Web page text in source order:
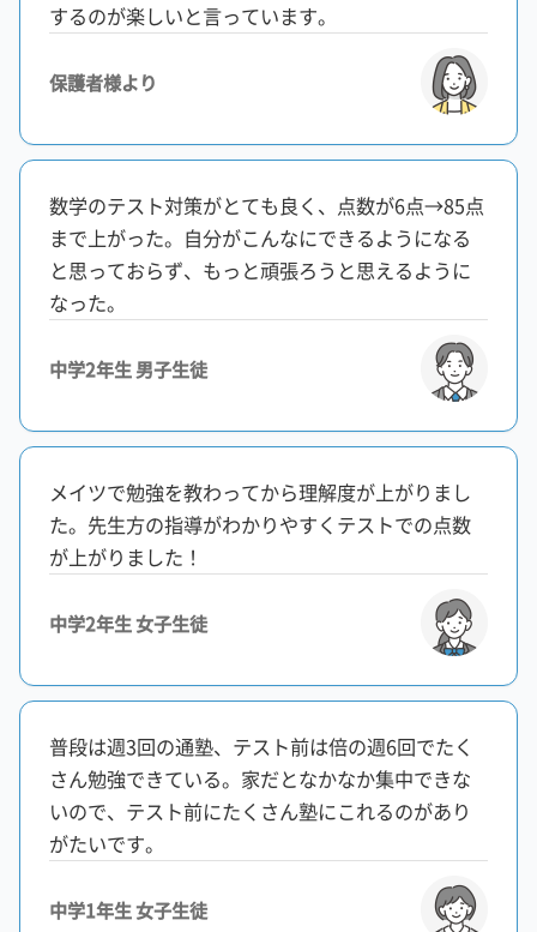
するのが楽しいと言っています。
保護者様より
数学のテスト対策がとても良く、点数が6点→85点
まで上がった。自分がこんなにできるようになる
と思っておらず、もっと頑張ろうと思えるように
なった。
中学2年生 男子生徒
メイツで勉強を教わってから理解度が上がりまし
た。先生方の指導がわかりやすくテストでの点数
が上がりました！
中学2年生 女子生徒
普段は週3回の通塾、テスト前は倍の週6回でたく
さん勉強できている。家だとなかなか集中できな
いので、テスト前にたくさん塾にこれるのがあり
がたいです。
中学1年生 女子生徒